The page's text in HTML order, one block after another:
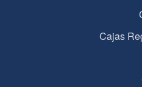
Cajas